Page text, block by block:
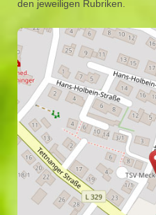
den jeweiligen Rubriken.